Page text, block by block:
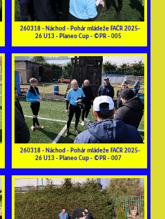
260318 - Náchod - Pohár mládeže FAČR 2025-
26 U13 - Planeo Cup - ©PR - 005
260318 - Náchod - Pohár mládeže FAČR 2025-
26 U13 - Planeo Cup - ©PR - 007